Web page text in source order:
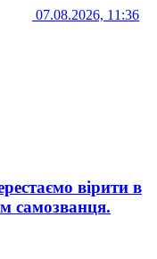
07.08.2026, 11:36
вірити в
самозванця.